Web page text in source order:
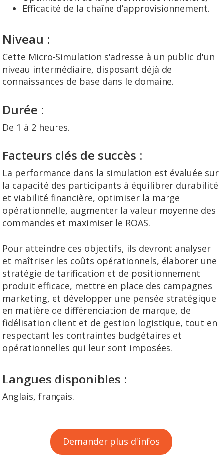
Efficacité de la chaîne d’approvisionnement.
Niveau :
Cette Micro-Simulation s'adresse à un public d'un
niveau intermédiaire, disposant déjà de
connaissances de base dans le domaine.
Durée :
De 1 à 2 heures.
Facteurs clés de succès :
La performance dans la simulation est évaluée sur
la capacité des participants à équilibrer durabilité
et viabilité financière, optimiser la marge
opérationnelle, augmenter la valeur moyenne des
commandes et maximiser le ROAS.
Pour atteindre ces objectifs, ils devront analyser
et maîtriser les coûts opérationnels, élaborer une
stratégie de tarification et de positionnement
produit efficace, mettre en place des campagnes
marketing, et développer une pensée stratégique
en matière de différenciation de marque, de
fidélisation client et de gestion logistique, tout en
respectant les contraintes budgétaires et
opérationnelles qui leur sont imposées.
Langues disponibles :
Anglais, français.
Demander plus d'infos